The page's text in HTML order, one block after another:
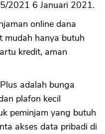
2021 6 Januari 2021.
online dana
mudah hanya butuh
kredit, aman
adalah bunga
plafon kecil
peminjam yang butuh
akses data pribadi di